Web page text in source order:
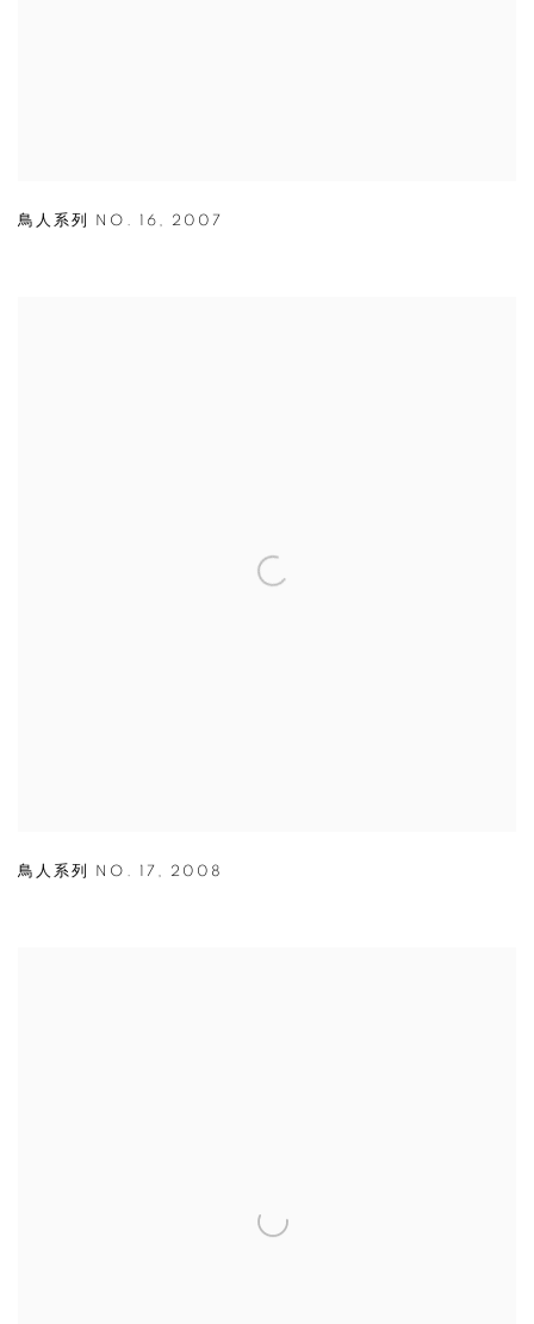
鳥人系列 NO. 16 , 2007
鳥人系列 NO. 17 , 2008